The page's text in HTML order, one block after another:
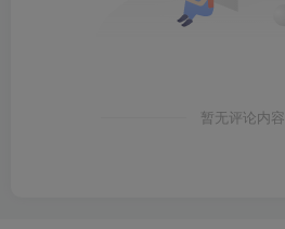
暂无评论内容